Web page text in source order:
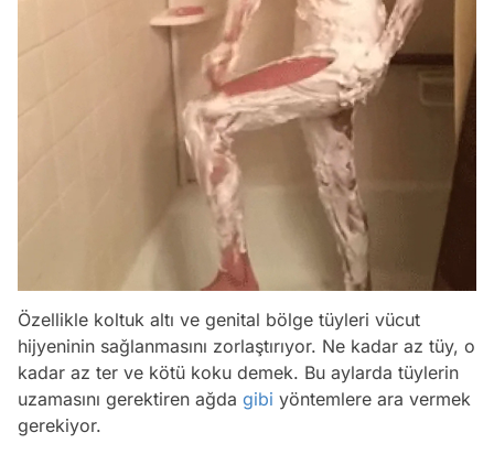
Özellikle koltuk altı ve genital bölge tüyleri vücut
hijyeninin sağlanmasını zorlaştırıyor. Ne kadar az tüy, o
kadar az ter ve kötü koku demek. Bu aylarda tüylerin
uzamasını gerektiren ağda gibi yöntemlere ara vermek
gerekiyor.